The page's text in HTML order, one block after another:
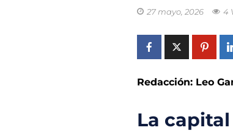
27 mayo, 2026 4
Redacción: Leo
La